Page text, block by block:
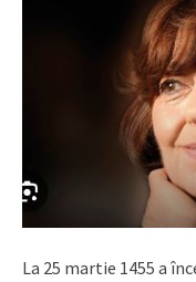
La 25 martie 1455 a